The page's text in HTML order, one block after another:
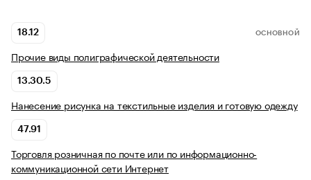
18.12 ОСНОВНОЙ
Прочие виды полиграфической деятельности
13.30.5
Нанесение рисунка на текстильные изделия и готовую одежду
47.91
Торговля розничная по почте или по информационно-
коммуникационной сети Интернет